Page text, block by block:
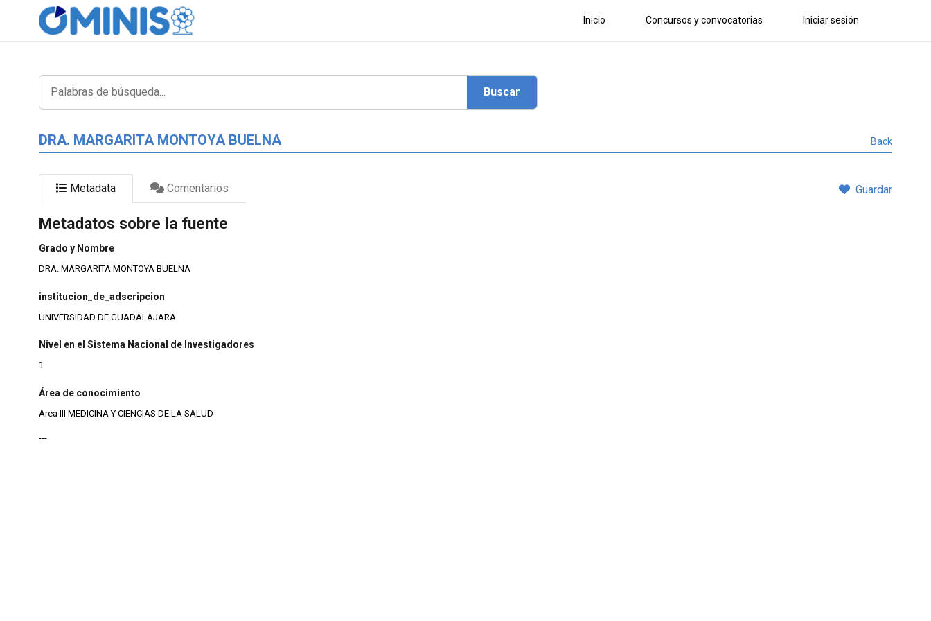
Inicio Concursos y convocatorias Iniciar sesión
DRA. MARGARITA MONTOYA BUELNA Back
Metadata Comentarios Guardar
Metadatos sobre la fuente
Grado y Nombre
DRA. MARGARITA MONTOYA BUELNA
institucion_de_adscripcion
UNIVERSIDAD DE GUADALAJARA
Nivel en el Sistema Nacional de Investigadores
1
Área de conocimiento
Area III MEDICINA Y CIENCIAS DE LA SALUD
---